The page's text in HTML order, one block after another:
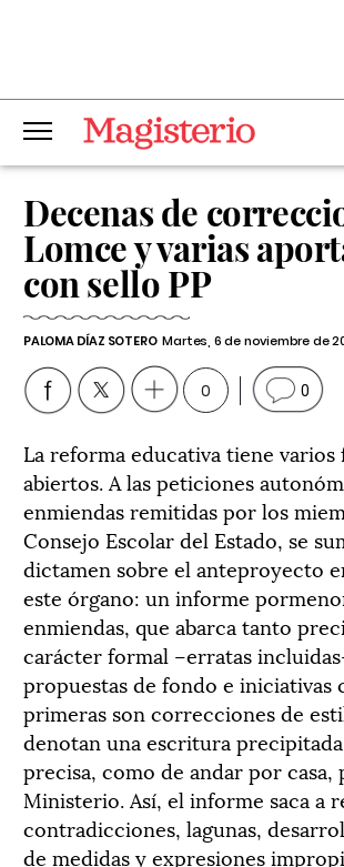
Decenas de
Lomce y varias
con sello PP
PALOMA DÍAZ SOTERO Martes, 6 de noviembre de
0 0
La reforma educativa tiene varios
abiertos. A las peticiones
enmiendas remitidas por los
Consejo Escolar del Estado, se
dictamen sobre el anteproyecto
este órgano: un informe
enmiendas, que abarca tanto
carácter formal –erratas
propuestas de fondo e iniciativas
primeras son correcciones de
denotan una escritura
precisa, como de andar por
Ministerio. Así, el informe saca a
contradicciones, lagunas,
de medidas y expresiones